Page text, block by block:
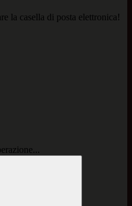
la casella di posta elettronica!